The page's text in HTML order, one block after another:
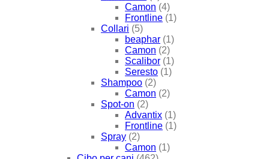
Camon (4)
Frontline (1)
Collari (5)
beaphar (1)
Camon (2)
Scalibor (1)
Seresto (1)
Shampoo (2)
Camon (2)
Spot-on (2)
Advantix (1)
Frontline (1)
Spray (2)
Camon (1)